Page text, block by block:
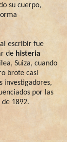
su cuerpo,
al escribir fue
de histeria
Suiza, cuando
brote casi
investigadores,
por las
1892.